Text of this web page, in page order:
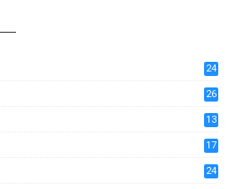
24
26
13
17
24